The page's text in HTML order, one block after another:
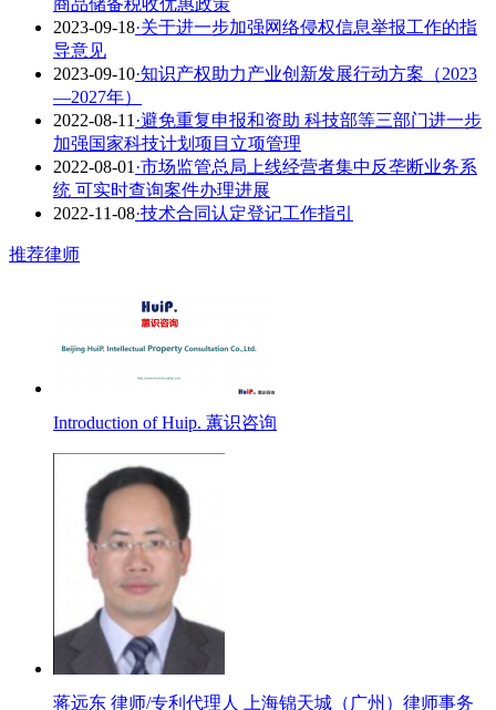
2023-09-18·关于进一步加强网络侵权信息举报工作的指
导意见
2023-09-10·知识产权助力产业创新发展行动方案（2023
—2027年）
2022-08-11 ·避免重复申报和资助 科技部等三部门进一步
加强国家科技计划项目立项管理
2022-08-01 ·市场监管总局上线经营者集中反垄断业务系
统 可实时查询案件办理进展
2022-11-08·技术合同认定登记工作指引
推荐律师
Introduction of Huip. 蕙识咨询
蒋远东 律师/专利代理人 上海锦天城（广州）律师事务